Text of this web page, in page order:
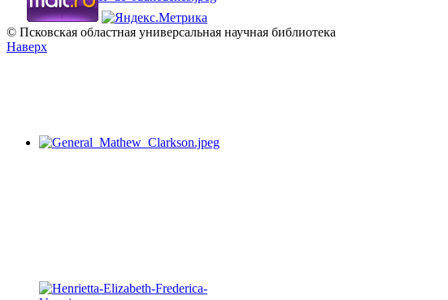
© Псковская областная универсальная научная библиотека
Наверх